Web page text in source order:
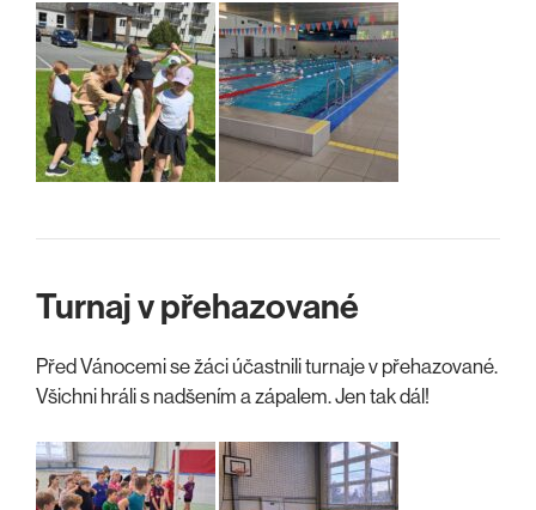
Turnaj v přehazované
Před Vánocemi se žáci účastnili turnaje v přehazované.
Všichni hráli s nadšením a zápalem. Jen tak dál!